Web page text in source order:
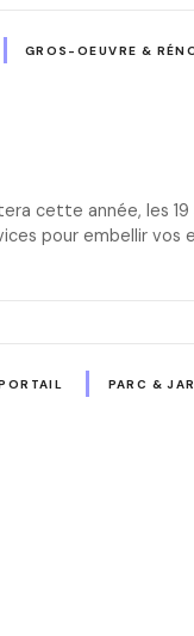
GROS-OEUVRE &
cette année, les
pour embellir
PARC &